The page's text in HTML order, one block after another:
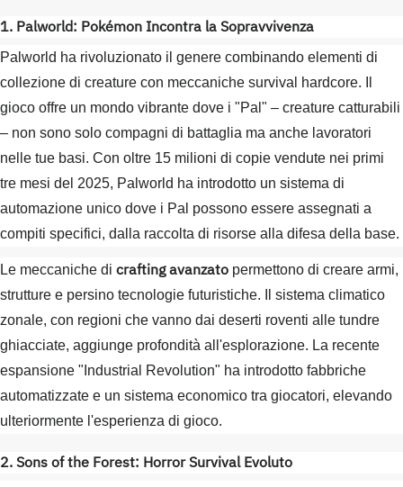
1. Palworld: Pokémon Incontra la Sopravvivenza
Palworld ha rivoluzionato il genere combinando elementi di
collezione di creature con meccaniche survival hardcore. Il
gioco offre un mondo vibrante dove i "Pal" – creature catturabili
– non sono solo compagni di battaglia ma anche lavoratori
nelle tue basi. Con oltre 15 milioni di copie vendute nei primi
tre mesi del 2025, Palworld ha introdotto un sistema di
automazione unico dove i Pal possono essere assegnati a
compiti specifici, dalla raccolta di risorse alla difesa della base.
Le meccaniche di crafting avanzato permettono di creare armi,
strutture e persino tecnologie futuristiche. Il sistema climatico
zonale, con regioni che vanno dai deserti roventi alle tundre
ghiacciate, aggiunge profondità all'esplorazione. La recente
espansione "Industrial Revolution" ha introdotto fabbriche
automatizzate e un sistema economico tra giocatori, elevando
ulteriormente l'esperienza di gioco.
2. Sons of the Forest: Horror Survival Evoluto